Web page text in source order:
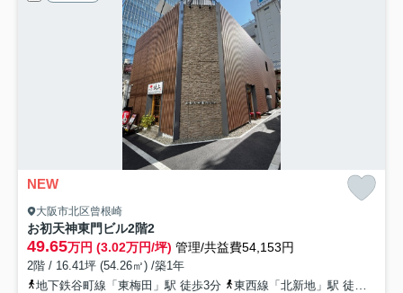
NEW
大阪市北区曾根崎
お初天神東門ビル2階2
49.65万円 (3.02万円/坪) 管理/共益費54,153円
2階 / 16.41坪 (54.26㎡) /築1年
地下鉄谷町線「東梅田」駅 徒歩3分
東西線「北新地」駅 徒歩7分